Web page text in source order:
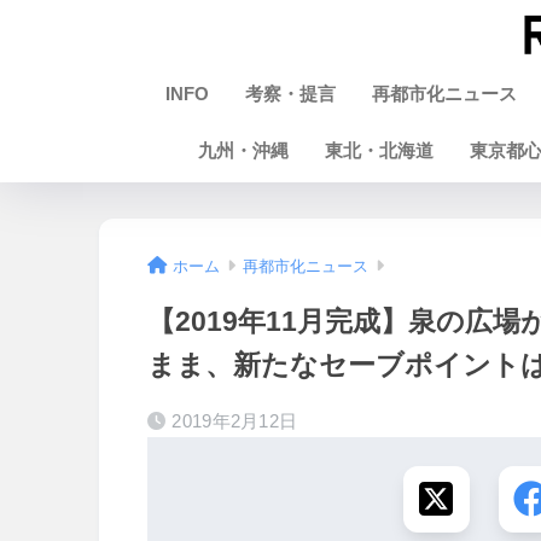
INFO 考察・提言 再都市化ニュース
九州・沖縄 東北・北海道 東京都心
ホーム 再都市化ニュース
【2019年11月完成】泉の広
まま、新たなセーブポイント
2019年2月12日